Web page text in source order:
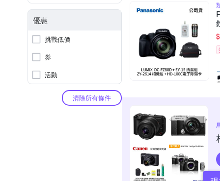
優惠
挑戰低價
券
活動
清除所有條件
$